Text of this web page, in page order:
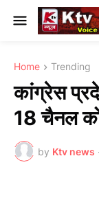
Home Trending
कांग्रेस
18 चैनल को
by Ktv news